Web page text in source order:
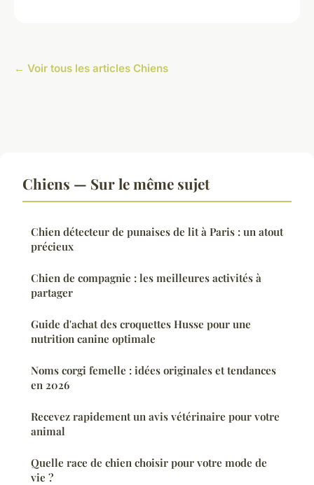
← Voir tous les articles Chiens
Chiens — Sur le même sujet
Chien détecteur de punaises de lit à Paris : un atout
précieux
Chien de compagnie : les meilleures activités à
partager
Guide d'achat des croquettes Husse pour une
nutrition canine optimale
Noms corgi femelle : idées originales et tendances
en 2026
Recevez rapidement un avis vétérinaire pour votre
animal
Quelle race de chien choisir pour votre mode de
vie ?